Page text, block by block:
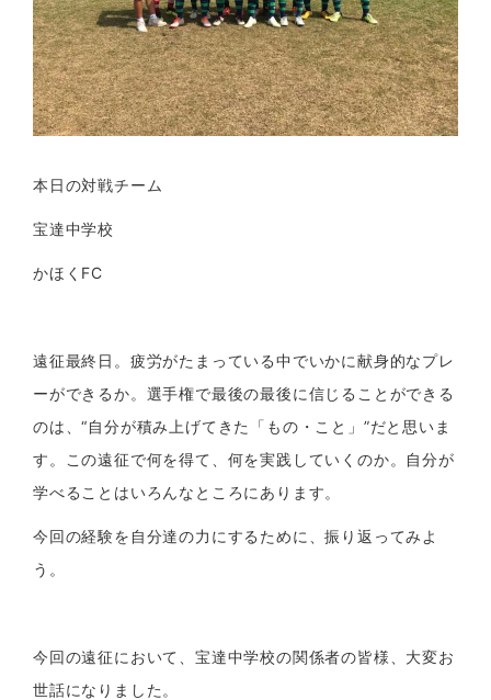
本日の対戦チーム
宝達中学校
かほくFC
遠征最終日。疲労がたまっている中でいかに献身的なプレ
ーができるか。選手権で最後の最後に信じることができる
のは、“自分が積み上げてきた「もの・こと」”だと思いま
す。この遠征で何を得て、何を実践していくのか。自分が
学べることはいろんなところにあります。
今回の経験を自分達の力にするために、振り返ってみよ
う。
今回の遠征において、宝達中学校の関係者の皆様、大変お
世話になりました。